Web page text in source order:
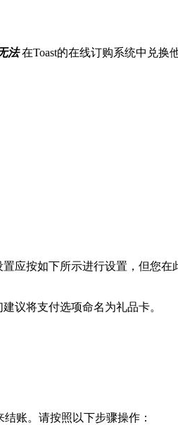
法在Toast的在线订购系统中兑换
应按如下所示进行设置，但您
议将支付选项命名为礼品卡。
账。请按照以下步骤操作：